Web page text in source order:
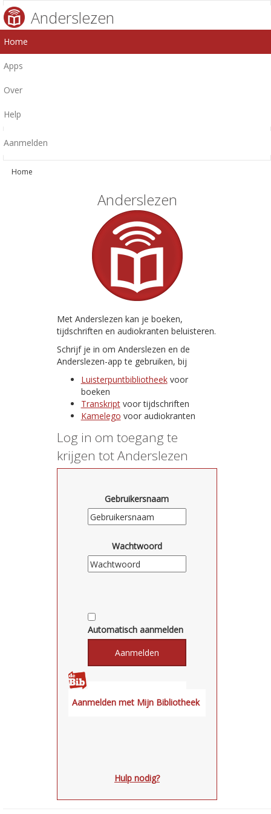
Anderslezen
Home
Apps
Over
Help
Aanmelden
Home
Anderslezen
Met Anderslezen kan je boeken,
tijdschriften en audiokranten beluisteren.
Schrijf je in om Anderslezen en de
Anderslezen-app te gebruiken, bij
Luisterpuntbibliotheekvoor
boeken
Transkriptvoor tijdschriften
Kamelego voor audiokranten
Log in om toegang te
krijgen tot Anderslezen
Gebruikersnaam
Wachtwoord
Automatisch aanmelden
Hulp nodig?